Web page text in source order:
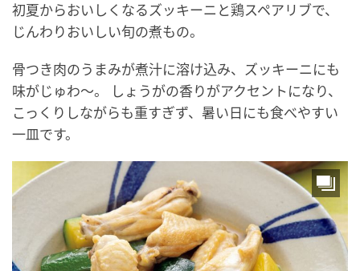
初夏からおいしくなるズッキーニと鶏スペアリブで、
じんわりおいしい旬の煮もの。
骨つき肉のうまみが煮汁に溶け込み、ズッキーニにも
味がじゅわ～。 しょうがの香りがアクセントになり、
こっくりしながらも重すぎず、暑い日にも食べやすい
一皿です。